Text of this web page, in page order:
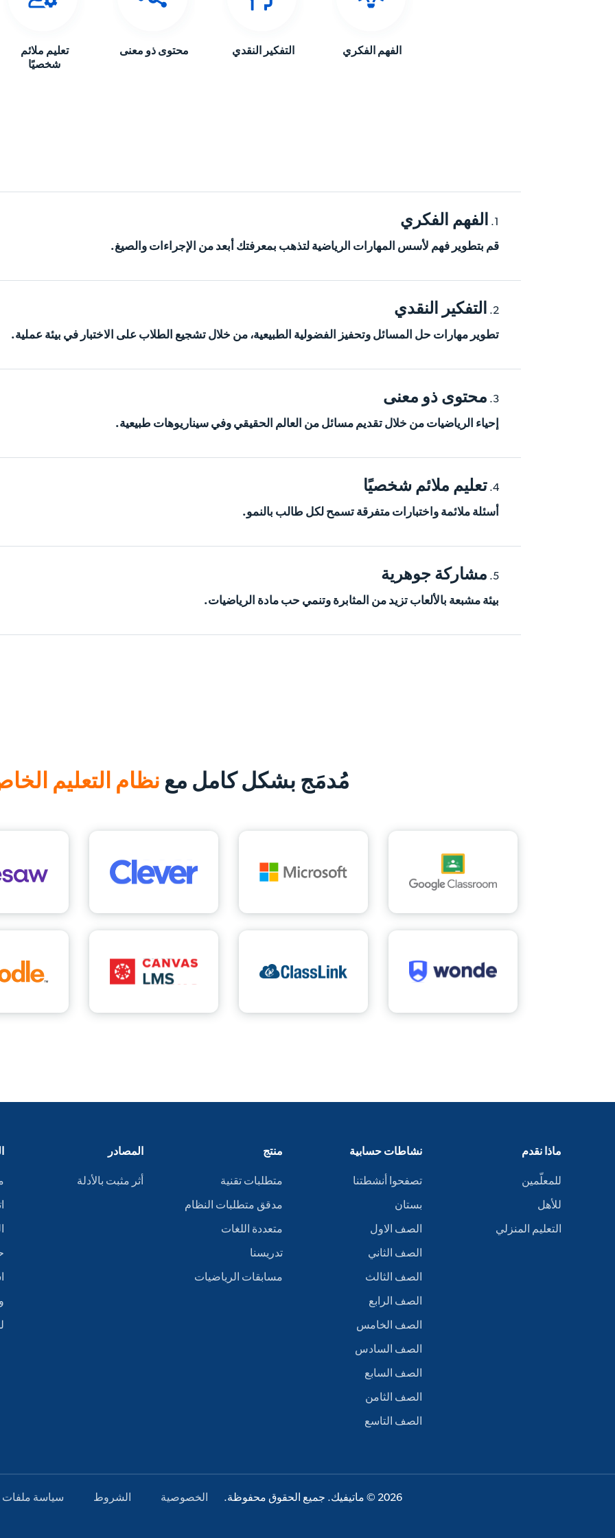
الفهم الفكري التفكير النقدي محتوى ذو معنى
تعليم ملائم
شخصيًا
الفهم الفكري
قم بتطوير فهم لأسس المهارات الرياضية لتذهب بمعرفتك أبعد من الإجراءات والصيغ.
التفكير النقدي
تطوير مهارات حل المسائل وتحفيز الفضولية الطبيعية، من خلال تشجيع الطلاب على الاختبار في بيئة عملية.
محتوى ذو معنى
إحياء الرياضيات من خلال تقديم مسائل من العالم الحقيقي وفي سيناريوهات طبيعية.
تعليم ملائم شخصيًا
أسئلة ملائمة واختبارات متفرقة تسمح لكل طالب بالنمو.
مشاركة جوهرية
بيئة مشبعة بالألعاب تزيد من المثابرة وتنمي حب مادة الرياضيات.
مُدمَج بشكل كامل مع نظام التعليم
ماذا نقدم
للمعلّمين
للأهل
التعليم المنزلي
نشاطات حسابية
تصفحوا أنشطتنا
بستان
الصف الاول
الصف الثاني
الصف الثالث
الصف الرابع
الصف الخامس
الصف السادس
الصف السابع
الصف الثامن
الصف التاسع
منتج
متطلبات تقنية
مدقق متطلبات النظام
متعددة اللغات
تدريسنا
مسابقات الرياضيات
المصادر
أثر مثبت بالأدلة
2026 © ماتيفيك. جميع الحقوق محفوظة. الخصوصية الشروط سياسة ملفات